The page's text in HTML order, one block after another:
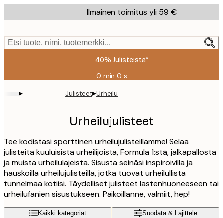
to
content.
Ilmainen toimitus yli 59 €
Etsi tuote, nimi, tuotemerkki...
40% Julisteista*
0 min 0 s
Voimassa
asti:
2026-
09
▸ Julisteet▸Urheilu
Urheilujulisteet
Tee kodistasi sporttinen urheilujulisteillamme! Selaa
julisteita kuuluisista urheilijoista, Formula 1:stä, jalkapallosta
ja muista urheilulajeista. Sisusta seinäsi inspiroivilla ja
hauskoilla urheilujulisteilla, jotka tuovat urheilullista
tunnelmaa kotiisi. Täydelliset julisteet lastenhuoneeseen tai
urheilufanien sisustukseen. Paikoillanne, valmiit, hep!
Kaikki kategoriat Suodata & Lajittele